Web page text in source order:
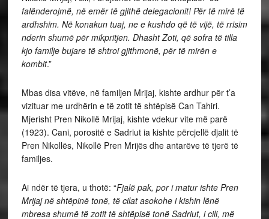
falënderojmë, në emër të gjithë delegacionit! Për të mirë të
ardhshim. Në konakun tuaj, ne e kushdo që të vijë, të rrisim
nderin shumë për mikpritjen. Dhasht Zoti, që sofra të tilla
kjo familje bujare të shtroi gjithmonë, për të mirën e
kombit.”
Mbas disa vitëve, në familjen Mrijaj, kishte ardhur për t’a
vizituar me urdhërin e të zotit të shtëpisë Can Tahiri.
Mjerisht Pren Nikollë Mrijaj, kishte vdekur vite më parë
(1923). Cani, porositë e Sadriut ia kishte përcjellë djalit të
Pren Nikollës, Nikollë Pren Mrijës dhe antarëve të tjerë të
familjes.
Ai ndër të tjera, u thotë: “Fjalë pak, por i matur ishte Pren
Mrijaj në shtëpinë tonë, të cilat asokohe i kishin lënë
mbresa shumë të zotit të shtëpisë tonë Sadriut, i cili, më